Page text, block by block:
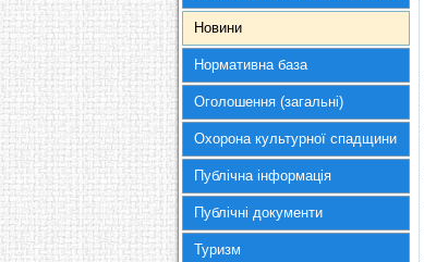
Новини
Нормативна база
Оголошення (загальні)
Охорона культурної спадщини
Публічна інформація
Публічні документи
Туризм